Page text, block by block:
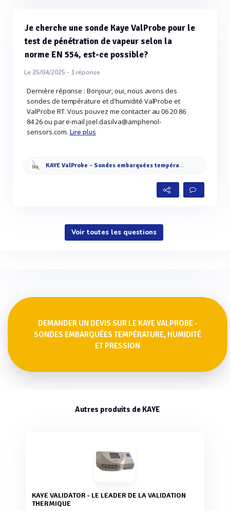
Je cherche une sonde Kaye ValProbe pour le
test de pénétration de vapeur selon la
norme EN 554, est-ce possible?
Le 25/04/2025 - 1réponse
Dernière réponse : Bonjour, oui, nous avons des
sondes de température et d'humidité ValProbe et
ValProbe RT. Vous pouvez me contacter au 06 20 86
84 26 ou par e-mail joel.dasilva@amphenol-
sensors.com. Lire plus
KAYE ValProbe - Sondes embarquées température, humidité et pression
Voir toutes les questions
DEMANDER UN DEVIS SUR LE KAYE VALPROBE -
SONDES EMBARQUÉES TEMPÉRATURE, HUMIDITÉ
ET PRESSION
Autres produits de KAYE
KAYE VALIDATOR - LE LEADER DE LA VALIDATION
THERMIQUE